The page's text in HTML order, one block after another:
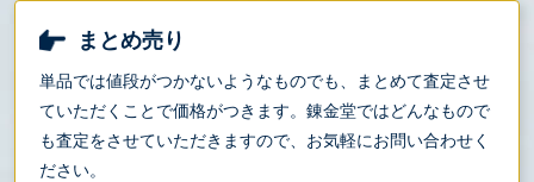
まとめ売り
単品では値段がつかないようなものでも、まとめて査定させ
ていただくことで価格がつきます。錬金堂ではどんなもので
も査定をさせていただきますので、お気軽にお問い合わせく
ださい。